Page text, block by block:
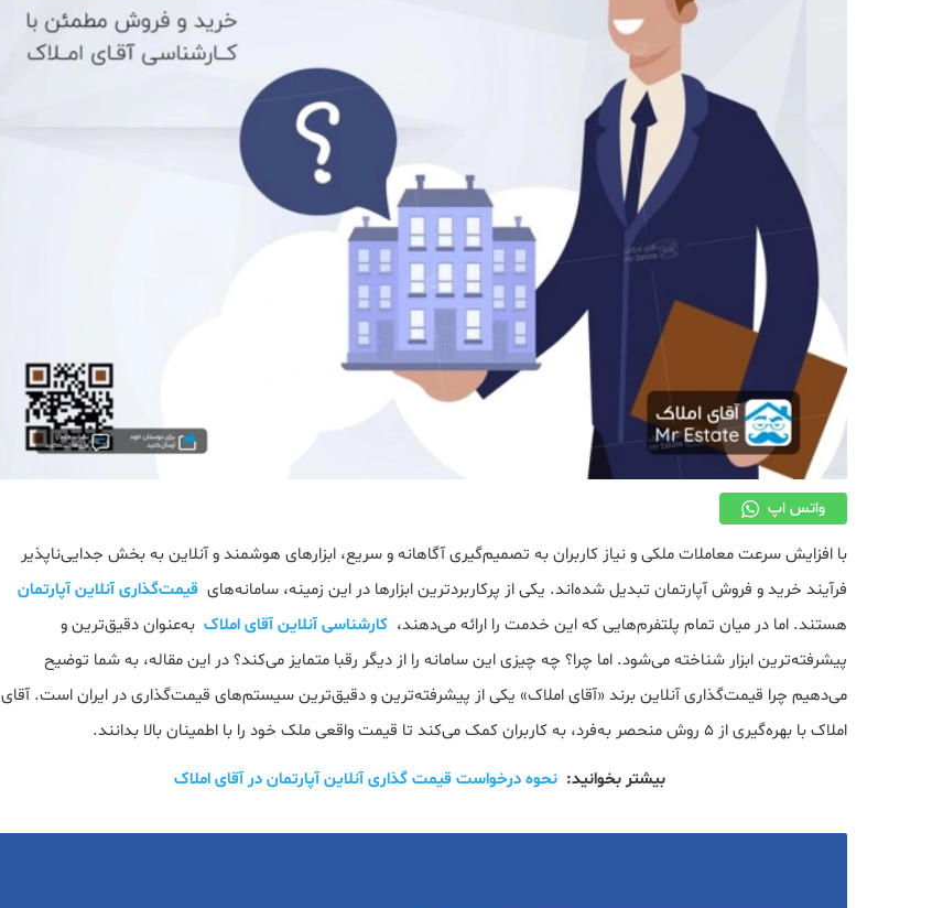
همایش و نمایشگاه
واتس اپ
با افزایش سرعت معاملات ملکی و نیاز کاربران به تصمیم‌گیری آگاهانه و سریع، ابزارهای هوشمند و آنلاین به بخش جدایی‌ناپذیر
فرآیند خرید و فروش آپارتمان تبدیل شده‌اند. یکی از پرکاربردترین ابزارها در این زمینه، سامانه‌های قیمت‌گذاری آنلاین آپارتمان
هستند. اما در میان تمام پلتفرم‌هایی که این خدمت را ارائه می‌دهند، کارشناسی آنلاین آقای املاک به‌عنوان دقیق‌ترین و
پیشرفته‌ترین ابزار شناخته می‌شود. اما چرا؟ چه چیزی این سامانه را از دیگر رقبا متمایز می‌کند؟ در این مقاله، به شما توضیح
می‌دهیم چرا قیمت‌گذاری آنلاین برند «آقای املاک» یکی از پیشرفته‌ترین و دقیق‌ترین سیستم‌های قیمت‌گذاری در ایران است. آقای
املاک با بهره‌گیری از 5 روش منحصر به‌فرد، به کاربران کمک می‌کند تا قیمت واقعی ملک خود را با اطمینان بالا بدانند.
بیشتر بخوانید: نحوه درخواست قیمت گذاری آنلاین آپارتمان در آقای املاک